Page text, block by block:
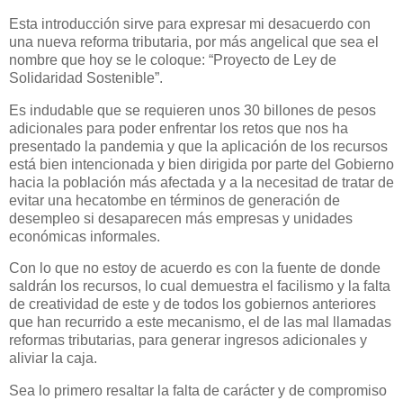
Esta introducción sirve para expresar mi desacuerdo con
una nueva reforma tributaria, por más angelical que sea el
nombre que hoy se le coloque: “Proyecto de Ley de
Solidaridad Sostenible”.
Es indudable que se requieren unos 30 billones de pesos
adicionales para poder enfrentar los retos que nos ha
presentado la pandemia y que la aplicación de los recursos
está bien intencionada y bien dirigida por parte del Gobierno
hacia la población más afectada y a la necesitad de tratar de
evitar una hecatombe en términos de generación de
desempleo si desaparecen más empresas y unidades
económicas informales.
Con lo que no estoy de acuerdo es con la fuente de donde
saldrán los recursos, lo cual demuestra el facilismo y la falta
de creatividad de este y de todos los gobiernos anteriores
que han recurrido a este mecanismo, el de las mal llamadas
reformas tributarias, para generar ingresos adicionales y
aliviar la caja.
Sea lo primero resaltar la falta de carácter y de compromiso